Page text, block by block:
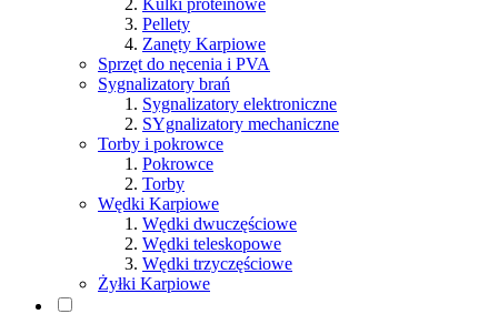
Pellety
Zanęty Karpiowe
Sprzęt do nęcenia i PVA
Sygnalizatory brań
Sygnalizatory elektroniczne
SYgnalizatory mechaniczne
Torby i pokrowce
Pokrowce
Torby
Wędki Karpiowe
Wędki dwuczęściowe
Wędki teleskopowe
Wędki trzyczęściowe
Żyłki Karpiowe